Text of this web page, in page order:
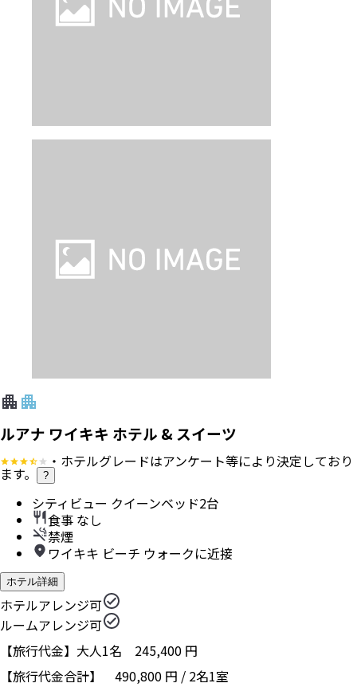
ルアナ ワイキキ ホテル & スイーツ
・ホテルグレードはアンケート等により決定しており
ます。 ?
シティビュー クイーンベッド2台
食事 なし
禁煙
ワイキキ ビーチ ウォークに近接
ホテル詳細
ホテルアレンジ可
ルームアレンジ可
【旅行代金】大人1名 245,400 円
【旅行代金合計】 490,800 円 / 2名1室